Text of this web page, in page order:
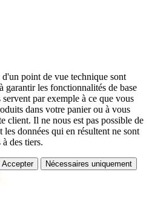
d'un point de vue technique sont
garantir les fonctionnalités de base
par exemple à ce que vous
dans votre panier ou à vous
client. Il ne nous est pas possible de
les données qui en résultent ne sont
des tiers.
Accepter Nécessaires uniquement